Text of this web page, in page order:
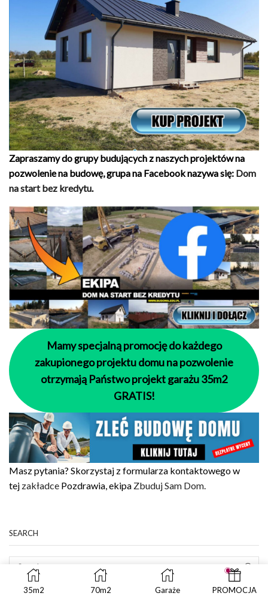
Zapraszamy do grupy budujących z naszych projektów na
pozwolenie na budowę, grupa na Facebook nazywa się: Dom
na start bez kredytu.
Mamy specjalną promocję do każdego
zakupionego projektu domu na pozwolenie
otrzymają Państwo projekt garażu 35m2
GRATIS!
Masz pytania? Skorzystaj z formularza kontaktowego w
tej zakładce Pozdrawia, ekipa Zbuduj Sam Dom.
SEARCH
35m2
70m2 Garaże PROMOCJA